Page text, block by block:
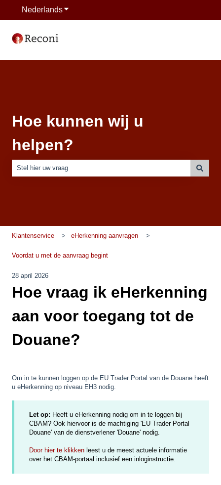
NederlandsSubmenu tonen voor vertalingen
Hoe kunnen wij u
helpen?
Klantenservice eHerkenning aanvragen
Voordat u met de aanvraag begint
28 april 2026
Hoe vraag ik eHerkenning
aan voor toegang tot de
Douane?
Om in te kunnen loggen op de EU Trader Portal van de Douane heeft
u eHerkenning op niveau EH3 nodig.
Let op: Heeft u eHerkenning nodig om in te loggen bij
CBAM? Ook hiervoor is de machtiging 'EU Trader Portal
Douane' van de dienstverlener 'Douane' nodig.
Door hier te klikken leest u de meest actuele informatie
over het CBAM-portaal inclusief een inloginstructie.